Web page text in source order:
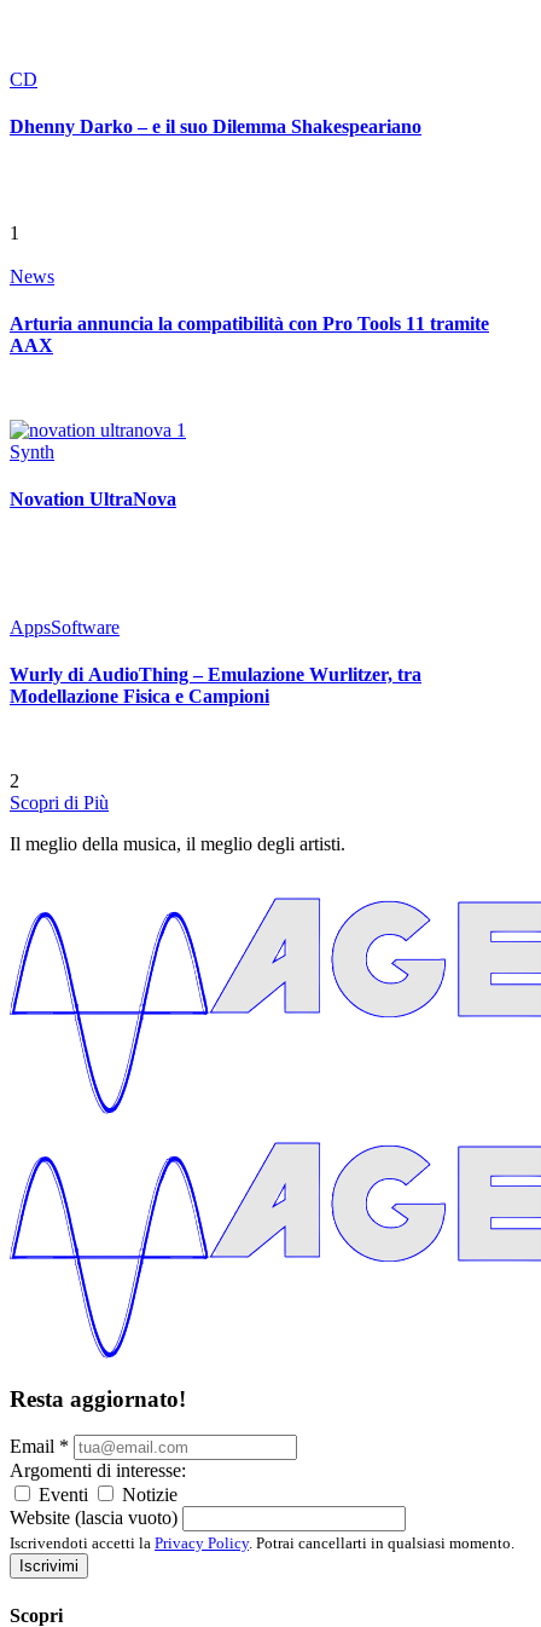
CD
Dhenny Darko – e il suo Dilemma Shakespeariano
1
News
Arturia annuncia la compatibilità con Pro Tools 11 tramite
AAX
Synth
Novation UltraNova
AppsSoftware
Wurly di AudioThing – Emulazione Wurlitzer, tra
Modellazione Fisica e Campioni
2
Scopri di Più
Il meglio della musica, il meglio degli artisti.
Resta aggiornato!
Email *
Argomenti di interesse:
Eventi
Notizie
Website (lascia vuoto)
Iscrivendoti accetti la Privacy Policy. Potrai cancellarti in qualsiasi momento.
Iscrivimi
Scopri